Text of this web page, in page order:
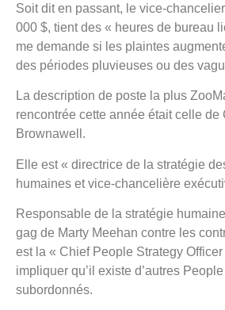
Soit dit en passant, le vice-
000 $, tient des « heures de bureau
me demande si les plaintes
des périodes pluvieuses ou des
La description de poste la plus
rencontrée cette année était celle de
Brownawell.
Elle est « directrice de la stratégie
humaines et vice-chancelière
Responsable de la stratégie
gag de Marty Meehan contre les
est la « Chief People Strategy
impliquer qu’il existe d’autres
subordonnés.